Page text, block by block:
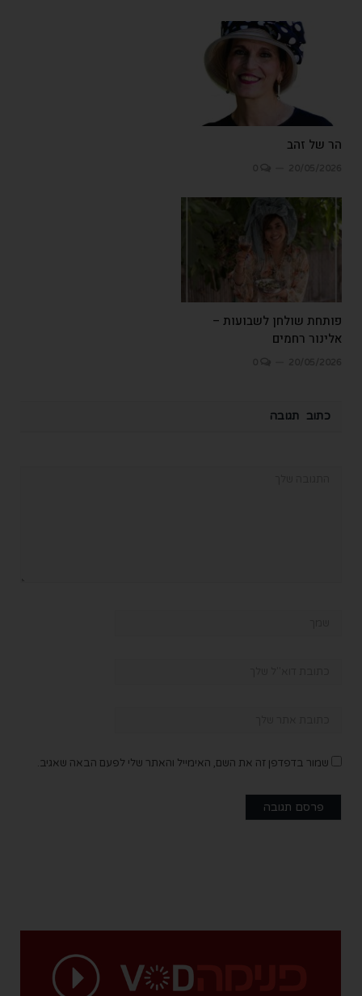
הר של זהב
פותחת שולחן לשבועות –
אלינור רחמים
כתוב תגובה
שמור בדפדפן זה את השם, האימייל והאתר שלי לפעם הבאה שאגיב.